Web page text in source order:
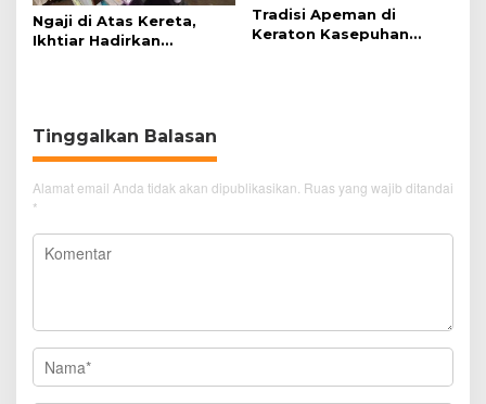
Ngaji di Atas Kereta,
Ikhtiar Hadirkan
Tradisi Apeman di
Keraton Kasepuhan
Tinggalkan Balasan
Alamat email Anda tidak akan dipublikasikan. Ruas yang wajib ditandai
*